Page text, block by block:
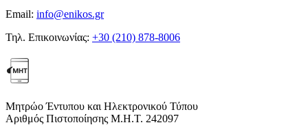
Email: info@enikos.gr
Τηλ. Επικοινωνίας: +30 (210) 878-8006
Μητρώο Έντυπου και Ηλεκτρονικού Τύπου
Αριθμός Πιστοποίησης Μ.Η.Τ. 242097